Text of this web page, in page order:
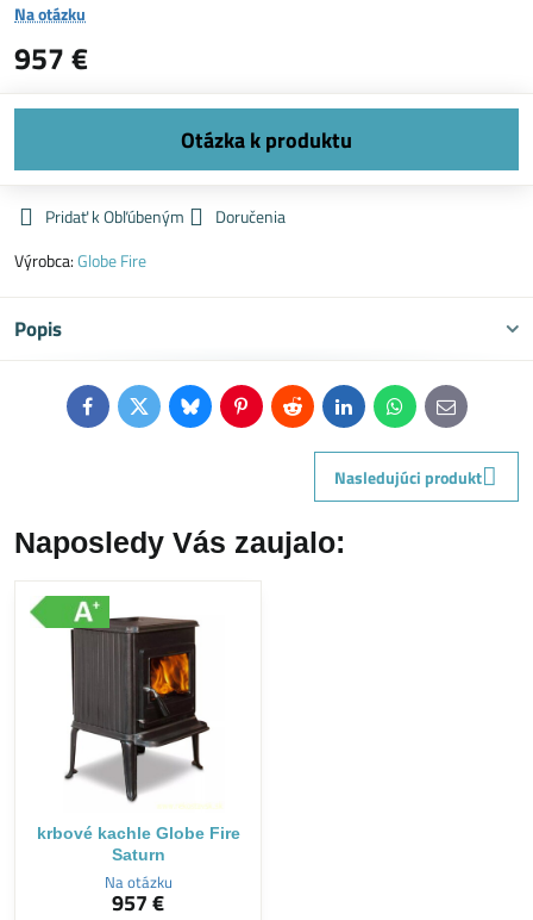
Na otázku
957 €
Pridať k Obľúbeným
Doručenia
Výrobca:Globe Fire
Popis
FacebookTwitterBlueskyPinterestReddit LinkedInWhatsApp
E-
mail
Nasledujúci produkt
Naposledy Vás zaujalo:
krbové kachle Globe Fire
Saturn
Na otázku
957 €